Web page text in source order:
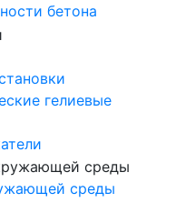
бетона
гелиевые
среды